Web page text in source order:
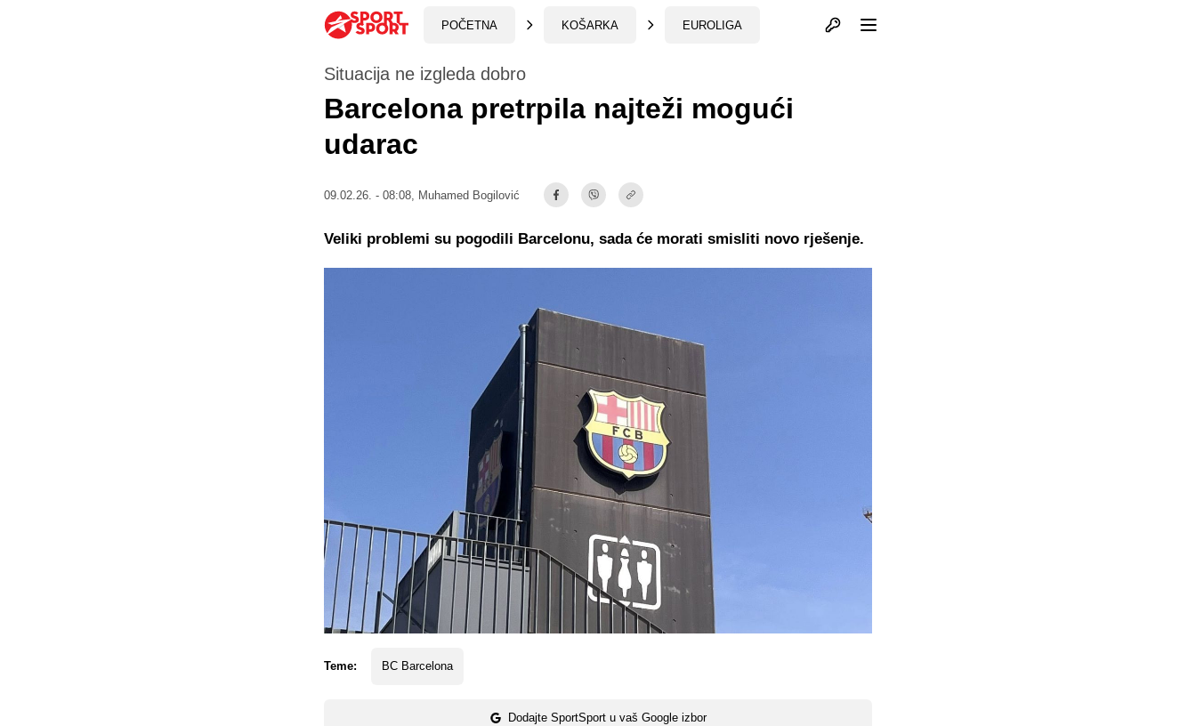
POČETNA KOŠARKA EUROLIGA Otvori profil
Situacija ne izgleda dobro
Barcelona pretrpila najteži mogući
udarac
09.02.26. - 08:08, Muhamed Bogilović
Teme: BC Barcelona
Dodajte SportSport u vaš Google izbor
Veliki problemi su pogodili Barcelonu, sada će morati smisliti novo rješenje.